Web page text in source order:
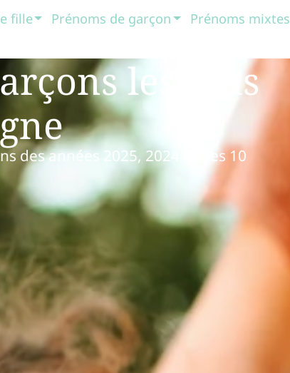
fille Prénoms de garçon Prénoms mixtes
les plus
des années 2025, 2024 et des 10